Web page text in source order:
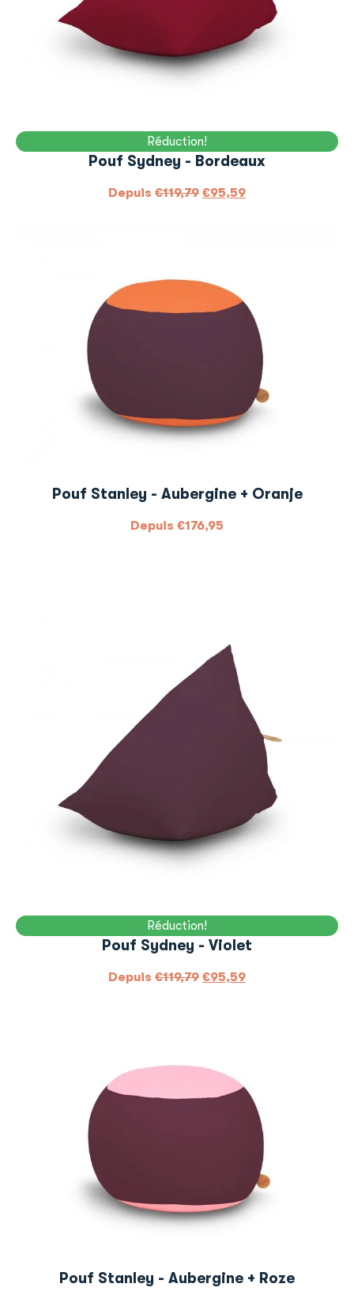
Réduction!
Pouf Sydney - Bordeaux
Depuis €119,79 €95,59
Pouf Stanley - Aubergine + Oranje
Depuis €176,95
Réduction!
Pouf Sydney - Violet
Depuis €119,79 €95,59
Pouf Stanley - Aubergine + Roze